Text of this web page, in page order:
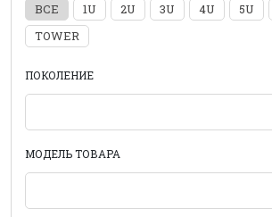
ВСЕ 1U 2U 3U 4U 5U
TOWER
ПОКОЛЕНИЕ
МОДЕЛЬ ТОВАРА